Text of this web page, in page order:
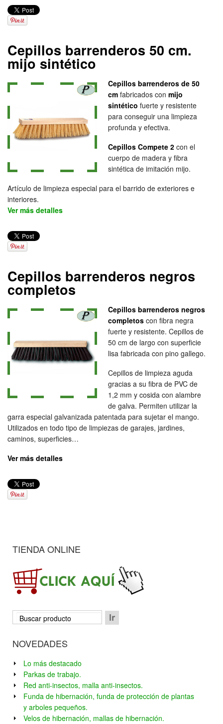
Cepillos barrenderos 50 cm.
mijo sintético
Cepillos barrenderos de 50
cm fabricados con mijo
sintético fuerte y resistente
para conseguir una limpieza
profunda y efectiva.
Cepillos Compete 2 con el
cuerpo de madera y fibra
sintética de imitación mijo.
Artículo de limpieza especial para el barrido de exteriores e
interiores.
Ver más detalles
Cepillos barrenderos negros
completos
Cepillos barrenderos negros
completos con fibra negra
fuerte y resistente. Cepillos de
50 cm de largo con superficie
lisa fabricada con pino gallego.
Cepillos de limpieza aguda
gracias a su fibra de PVC de
1,2 mm y cosida con alambre
de galva. Permiten utilizar la
garra especial galvanizada patentada para sujetar el mango.
Utilizados en todo tipo de limpiezas de garajes, jardines,
caminos, superficies…
Ver más detalles
TIENDA ONLINE
NOVEDADES
Lo más destacado
Parkas de trabajo.
Red anti-insectos, malla anti-insectos.
Funda de hibernación, funda de protección de plantas
y arboles pequeños.
Velos de hibernación, mallas de hibernación.